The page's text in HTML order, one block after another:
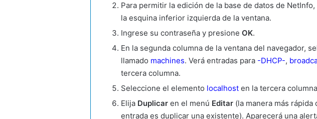
Para permitir la edición de la base de datos de
la esquina inferior izquierda de la ventana.
Ingrese su contraseña y presione OK.
En la segunda columna de la ventana del navegador,
llamado machines. Verá entradas para -DHCP-,
tercera columna.
Seleccione el elemento localhosten la tercera
Elija Duplicaren el menú Editar(la manera más rápida
entrada es duplicar una existente). Aparecerá una